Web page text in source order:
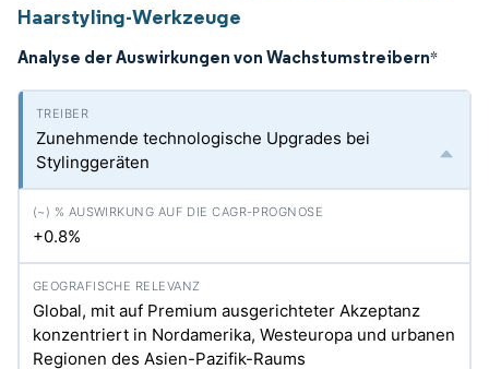
Haarstyling-Werkzeuge
Analyse der Auswirkungen von Wachstumstreibern*
Zunehmende technologische Upgrades bei
Stylinggeräten
+0.8%
Global, mit auf Premium ausgerichteter Akzeptanz
konzentriert in Nordamerika, Westeuropa und urbanen
Regionen des Asien-Pazifik-Raums